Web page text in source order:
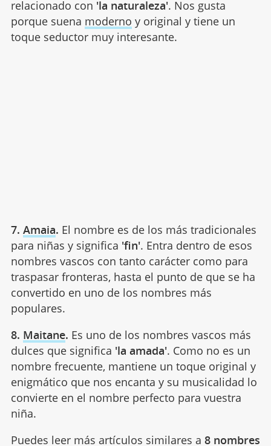
relacionado con 'la naturaleza'. Nos gusta
porque suena moderno y original y tiene un
toque seductor muy interesante.
7. Amaia. El nombre es de los más tradicionales
para niñas y significa 'fin'. Entra dentro de esos
nombres vascos con tanto carácter como para
traspasar fronteras, hasta el punto de que se ha
convertido en uno de los nombres más
populares.
8. Maitane. Es uno de los nombres vascos más
dulces que significa 'la amada'. Como no es un
nombre frecuente, mantiene un toque original y
enigmático que nos encanta y su musicalidad lo
convierte en el nombre perfecto para vuestra
niña.
Puedes leer más artículos similares a 8 nombres